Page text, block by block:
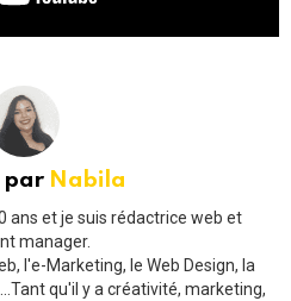
par Nabila
ans et je suis rédactrice web et
manager.
l'e-Marketing, le Web Design, la
qu'il y a créativité, marketing,